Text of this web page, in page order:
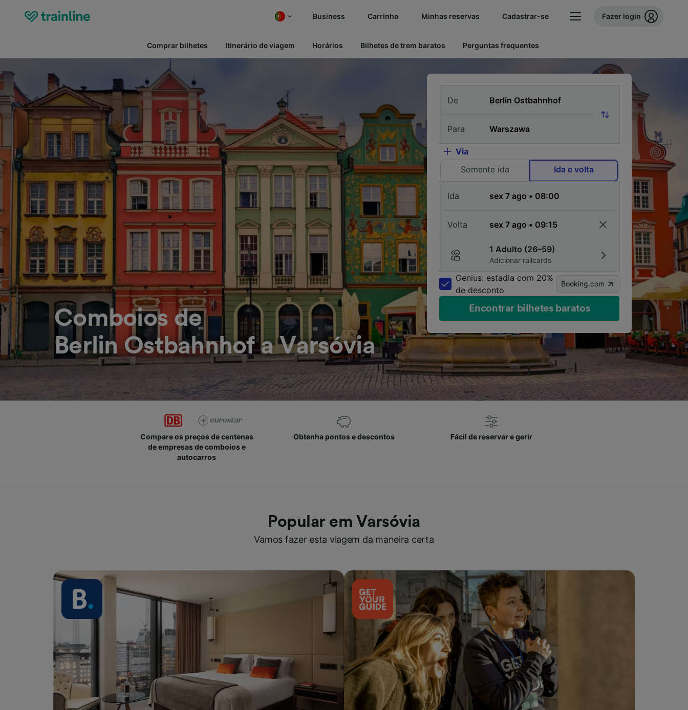
Business Carrinho Minhas reservas Cadastrar-se Fazer login
Comprar bilhetes Itinerário de viagem Horários Bilhetes de trem baratos Perguntas frequentes
Comboios de
Berlin Ostbahnhof a Varsóvia
De
Para
Via
Somente ida
Ida e volta
Ida
Volta
1 Adulto (26–59)
Adicionar railcards
Genius: estadia com 20%
de desconto
Booking.com
Encontrar bilhetes baratos
Compare os preços de centenas
de empresas de comboios e
autocarros
Obtenha pontos e descontos Fácil de reservar e gerir
Popular em Varsóvia
Vamos fazer esta viagem da maneira certa